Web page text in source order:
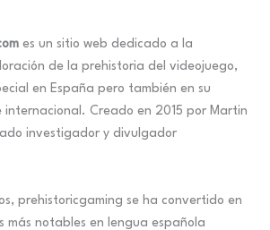
es un sitio web dedicado a la
de la prehistoria del videojuego,
en España pero también en su
Creado en 2015 por Martin
investigador y divulgador
prehistoricgaming se ha convertido en
más notables en lengua española